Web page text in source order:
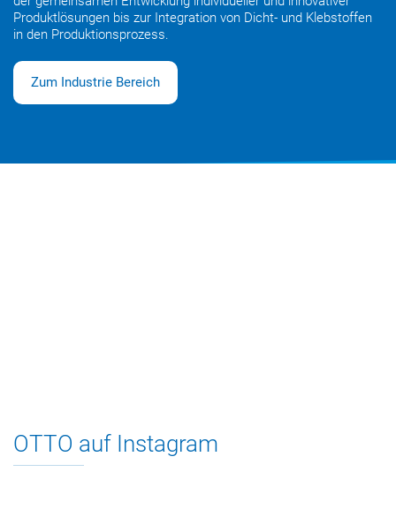
Produktlösungen bis zur Integration von Dicht- und Klebstoffen
in den Produktionsprozess.
Zum Industrie Bereich
OTTO auf Instagram